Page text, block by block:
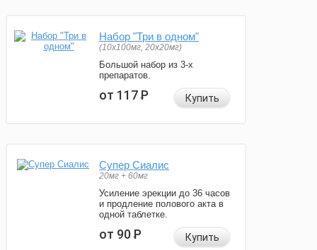
Набор "Три в одном"
(10x100мг, 20x20мг)
Большой набор из 3-х
препаратов.
от 117Р Купить
Супер Сиалис
20мг + 60мг
Усиление эрекции до 36 часов
и продление полового акта в
одной таблетке.
от 90Р Купить